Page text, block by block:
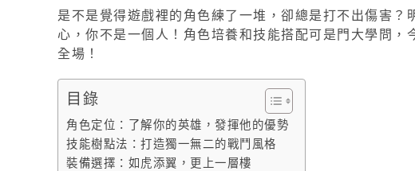
是不是覺得遊戲裡的角色練了一堆，卻總是打不出傷害
心，你不是一個人！角色培養和技能搭配可是門大學問
全場！
目錄
角色定位：了解你的英雄，發揮他的優勢
技能樹點法：打造獨一無二的戰鬥風格
裝備選擇：如虎添翼，更上一層樓